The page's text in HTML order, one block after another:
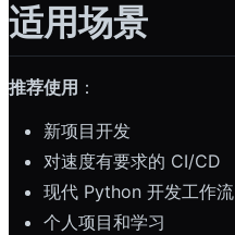
适用场景
推荐使用 ：
新项目开发
对速度有要求的 CI/CD
现代 Python 开发工作流
个人项目和学习